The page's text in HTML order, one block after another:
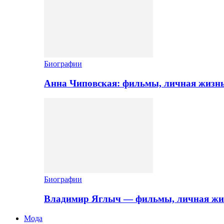
Биографии
Анна Чиповская: фильмы, личная
Биографии
Владимир Яглыч — фильмы, личная
Мода